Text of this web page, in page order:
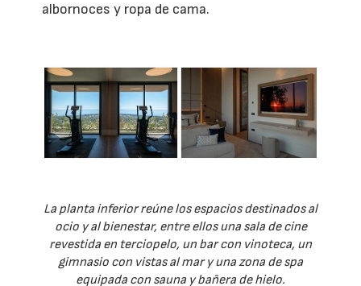
albornoces y ropa de cama.
La planta inferior reúne los espacios destinados al
ocio y al bienestar, entre ellos una sala de cine
revestida en terciopelo, un bar con vinoteca, un
gimnasio con vistas al mar y una zona de spa
equipada con sauna y bañera de hielo.